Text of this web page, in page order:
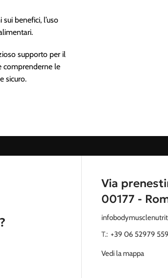
benefici, l’uso
supporto per il
comprenderne le
sicuro.
Via
00177 -
T.:‭ +39 06 52979 559
Vedi la mappa